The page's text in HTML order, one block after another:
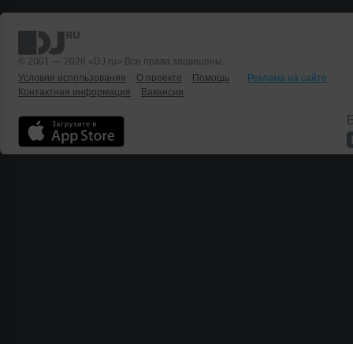
© 2001 — 2026 «DJ.ru» Все права защищены.
Условия использования
О проекте Помощь
Реклама на сайте
Контактная информация
Вакансии